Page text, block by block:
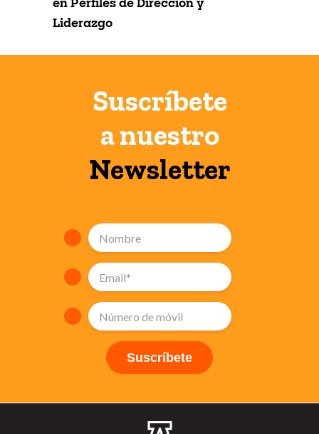
en Perfiles de Dirección y
Liderazgo
Suscríbete
a nuestro
Newsletter